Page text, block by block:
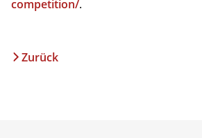
competition/.
Zurück